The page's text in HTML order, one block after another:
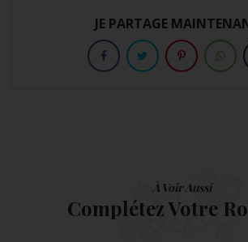
JE PARTAGE
Complétez Votre
À Voir Aussi